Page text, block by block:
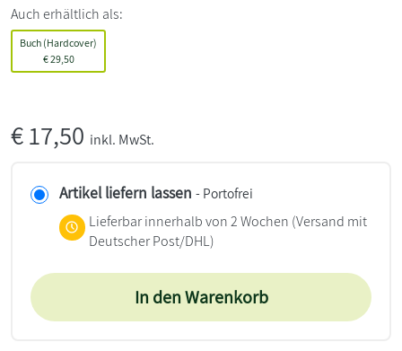
Auch erhältlich als:
Buch (Hardcover)
€29,50
€17,50 inkl. MwSt.
Artikel liefern lassen - Portofrei
Lieferbar innerhalb von 2 Wochen (Versand mit
Deutscher Post/DHL)
In den Warenkorb